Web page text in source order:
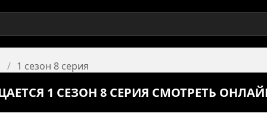
1 сезон 8 серия
1 СЕЗОН 8 СЕРИЯ СМОТРЕТЬ